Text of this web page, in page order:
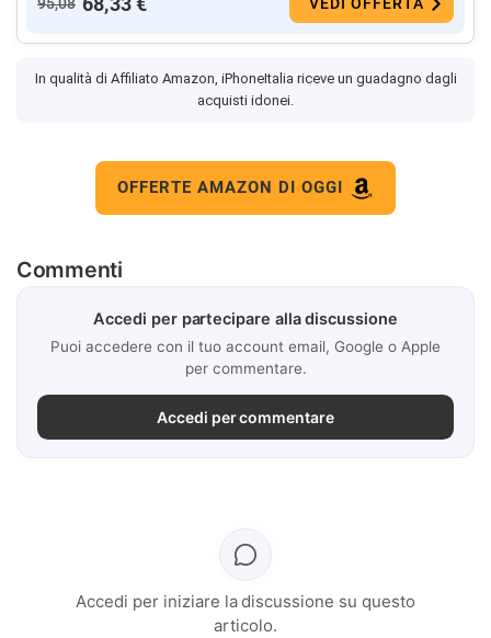
In qualità di Affiliato Amazon, iPhoneItalia riceve un guadagno dagli
acquisti idonei.
OFFERTE AMAZON DI OGGI
Commenti
Accedi per partecipare alla discussione
Puoi accedere con il tuo account email, Google o Apple
per commentare.
Accedi per commentare
Accedi per iniziare la discussione su questo
articolo.